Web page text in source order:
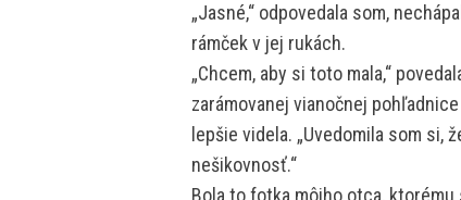
„Jasné,“ odpovedala som,
rámček v jej rukách.
„Chcem, aby si toto mala,“
zarámovanej vianočnej
lepšie videla. „Uvedomila som si,
nešikovnosť.“
Bola to fotka môjho otca, ktorému